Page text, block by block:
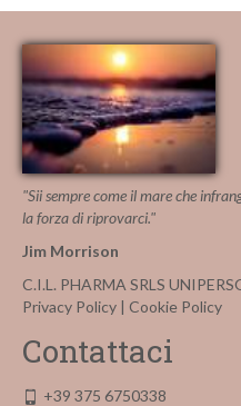
"Sii sempre come il mare che
la forza di riprovarci."
Jim Morrison
C.I.L. PHARMA SRLS
Privacy Policy | Cookie Policy
Contattaci
+39 375 6750338